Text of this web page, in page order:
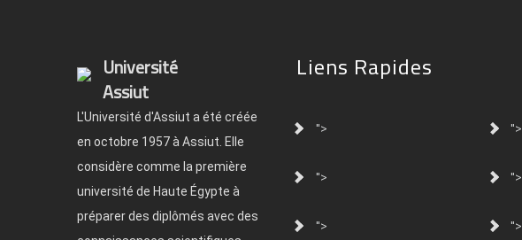
Université
Assiut
L'Université d'Assiut a été créée
en octobre 1957 à Assiut. Elle
considère comme la première
université de Haute Égypte à
préparer des diplômés avec des
Liens Rapides
"> ">
"> ">
"> ">